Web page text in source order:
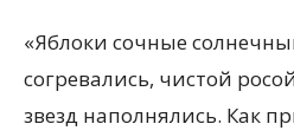
«Яблоки сочные
согревались, чистой
звезд наполнялись. Как